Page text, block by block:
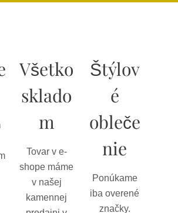
Všetko
sklado
m
Tovar v e-
shope máme
v našej
kamennej
Štýlov
é
obleče
nie
Ponúkame
iba overené
značky.